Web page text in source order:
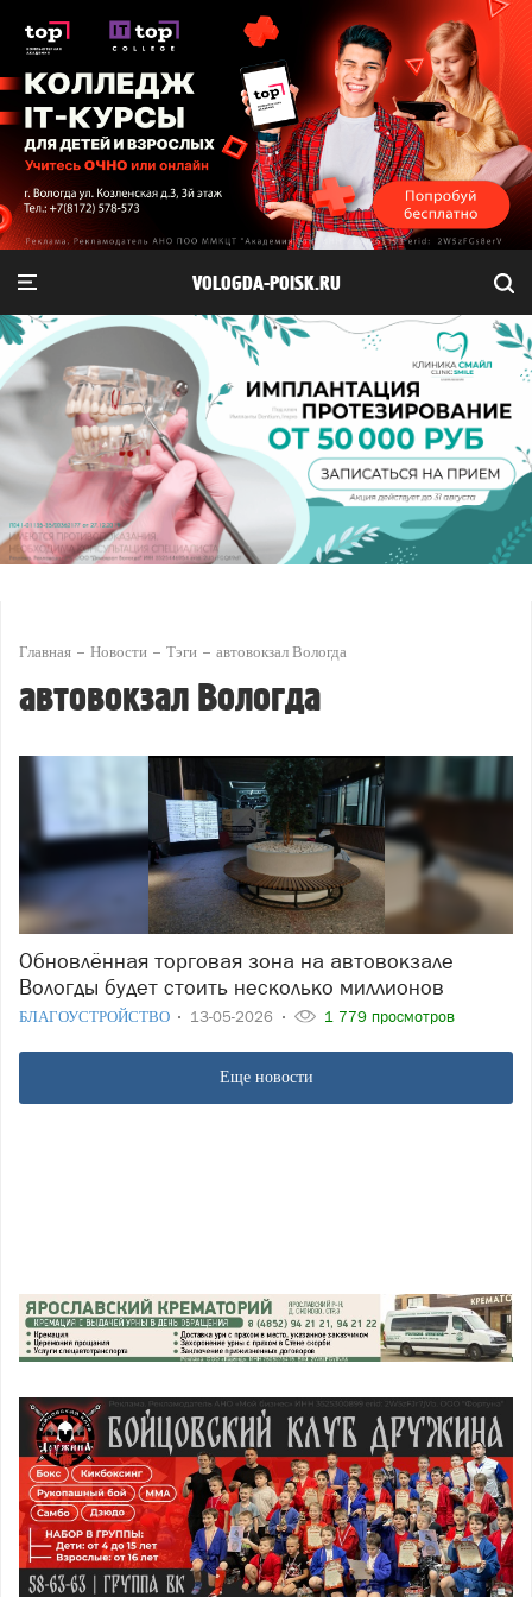
VOLOGDA-POISK.RU
Главная Новости Тэги автовокзал Вологда
автовокзал Вологда
Обновлённая торговая зона на автовокзале
Вологды будет стоить несколько миллионов
БЛАГОУСТРОЙСТВО 13-05-2026 1 779 просмотров
Еще новости